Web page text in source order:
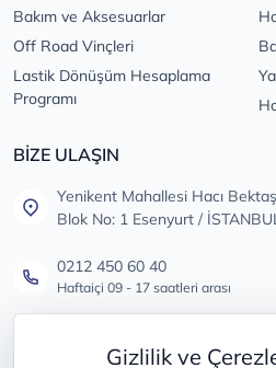
Gizlilik ve
Bakım ve Aksesuarlar
Off Road Vinçleri
Lastik Dönüşüm Hesaplama
Programı
BİZE ULAŞIN
Yenikent Mahallesi Hacı
Blok No: 1 Esenyurt /
0212 450 60 40
Haftaiçi 09 - 17 saatleri arası
Tüm öneri ve şikayetleriniz için